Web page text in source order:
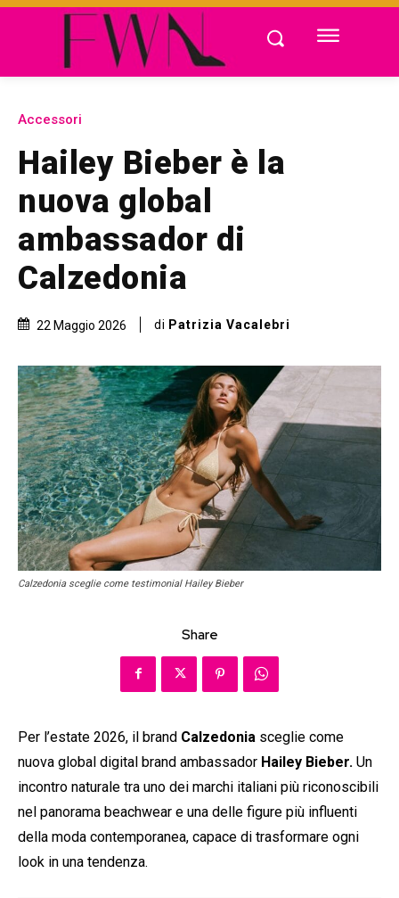
Accessori
Hailey Bieber è la
nuova global
ambassador di
Calzedonia
22 Maggio 2026 di Patrizia Vacalebri
Calzedonia sceglie come testimonial Hailey Bieber
Share
Per l’estate 2026, il brand Calzedonia sceglie come
nuova global digital brand ambassador Hailey Bieber. Un
incontro naturale tra uno dei marchi italiani più riconoscibili
nel panorama beachwear e una delle figure più influenti
della moda contemporanea, capace di trasformare ogni
look in una tendenza.